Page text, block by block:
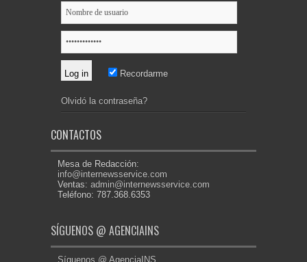
Recordarme
Olvidó la contraseña?
CONTACTOS
Mesa de Redacción:
info@internewsservice.com
Ventas: admin@internewsservice.com
Teléfono: 787.368.6353
SÍGUENOS @ AGENCIAINS
Síguenos @ AgenciaINS